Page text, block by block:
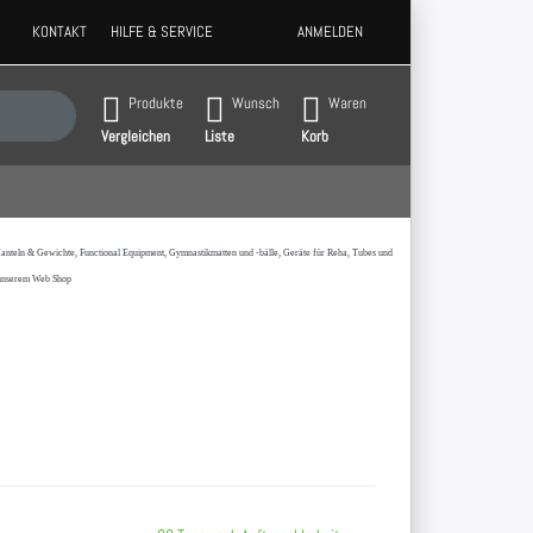
KONTAKT HILFE & SERVICE ANMELDEN
Drücken Sie die Eingabetaste, um alle Ergebnisse aufzurufen.
Produkte
Vergleichen
Wunsch
Liste
Waren
Korb
& Gewichte, Functional Equipment, Gymnastikmatten und -bälle, Geräte für Reha, Tubes und
Web Shop